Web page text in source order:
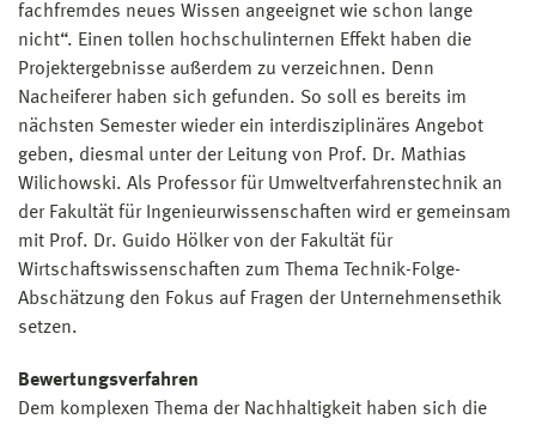
fachfremdes neues Wissen angeeignet wie schon lange
nicht“. Einen tollen hochschulinternen Effekt haben die
Projektergebnisse außerdem zu verzeichnen. Denn
Nacheiferer haben sich gefunden. So soll es bereits im
nächsten Semester wieder ein interdisziplinäres Angebot
geben, diesmal unter der Leitung von Prof. Dr. Mathias
Wilichowski. Als Professor für Umweltverfahrenstechnik an
der Fakultät für Ingenieurwissenschaften wird er gemeinsam
mit Prof. Dr. Guido Hölker von der Fakultät für
Wirtschaftswissenschaften zum Thema Technik-Folge-
Abschätzung den Fokus auf Fragen der Unternehmensethik
setzen.
Bewertungsverfahren
Dem komplexen Thema der Nachhaltigkeit haben sich die